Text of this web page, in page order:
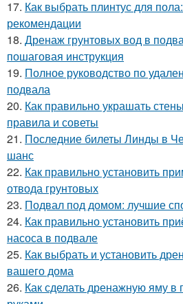
17. Как выбрать плинтус для
рекомендации
18. Дренаж грунтовых вод в
пошаговая инструкция
19. Полное руководство по
подвала
20. Как правильно украшать
правила и советы
21. Последние билеты Линды в
шанс
22. Как правильно установить
отвода грунтовых
23. Подвал под домом: лучшие
24. Как правильно установить
насоса в подвале
25. Как выбрать и установить
вашего дома
26. Как сделать дренажную яму